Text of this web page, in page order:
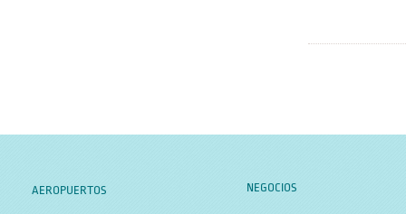
AEROPUERTOS NEGOCIOS